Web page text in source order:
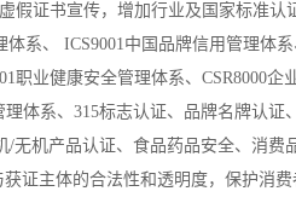
证书宣传，增加行业及国家标准认
系、 ICS9001中国品牌信用管理体
职业健康安全管理体系、CSR8000
体系、315标志认证、品牌名牌认证
/无机产品认证、食品药品安全、消
证主体的合法性和透明度，保护消